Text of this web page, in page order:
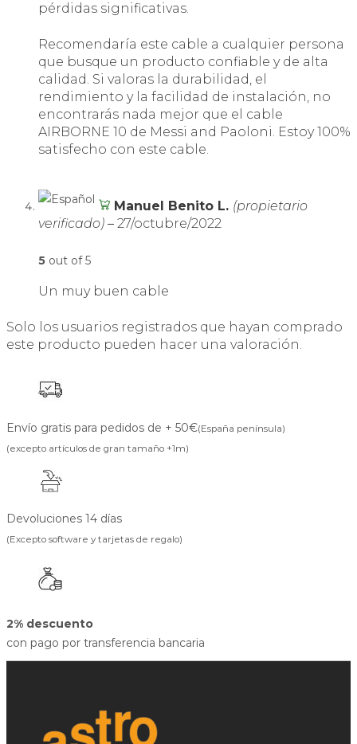
pérdidas significativas.
Recomendaría este cable a cualquier persona
que busque un producto confiable y de alta
calidad. Si valoras la durabilidad, el
rendimiento y la facilidad de instalación, no
encontrarás nada mejor que el cable
AIRBORNE 10 de Messi and Paoloni. Estoy 100%
satisfecho con este cable.
Manuel Benito L. (propietario
verificado) – 27/octubre/2022
5 out of 5
Un muy buen cable
Solo los usuarios registrados que hayan comprado
este producto pueden hacer una valoración.
Envío gratis para pedidos de + 50€(España península)
(excepto artículos de gran tamaño +1m)
Devoluciones 14 días
(Excepto software y tarjetas de regalo)
2% descuento
con pago por transferencia bancaria